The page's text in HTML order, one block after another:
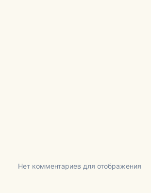
Нет комментариев для отображения